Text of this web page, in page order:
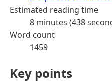
Estimated reading time
8 minutes (438
Word count
1459
Key points